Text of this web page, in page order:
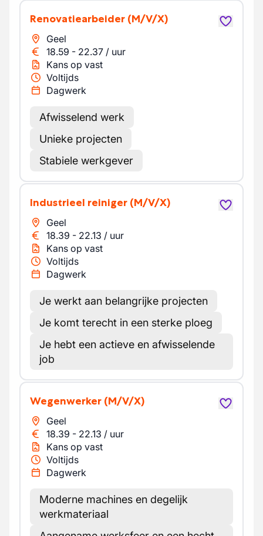
Renovatiearbeider (M/V/X)
Geel
18.59 - 22.37 / uur
Kans op vast
Voltijds
Dagwerk
Afwisselend werk
Unieke projecten
Stabiele werkgever
Industrieel reiniger (M/V/X)
Geel
18.39 - 22.13 / uur
Kans op vast
Voltijds
Dagwerk
Je werkt aan belangrijke projecten
Je komt terecht in een sterke ploeg
Je hebt een actieve en afwisselende
job
Wegenwerker (M/V/X)
Geel
18.39 - 22.13 / uur
Kans op vast
Voltijds
Dagwerk
Moderne machines en degelijk
werkmateriaal